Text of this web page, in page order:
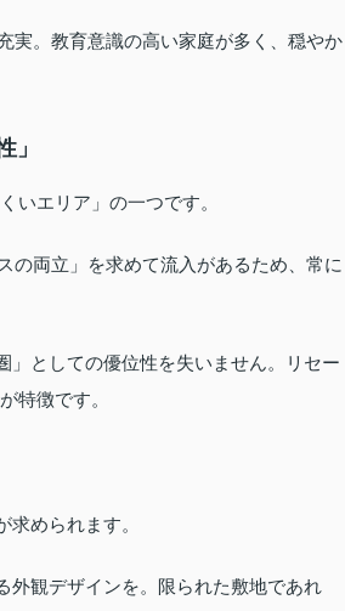
実。教育意識の高い家庭が多く、穏やか
」
いエリア」の一つです。
の両立」を求めて流入があるため、常に
」としての優位性を失いません。リセー
特徴です。
求められます。
外観デザインを。限られた敷地であれ